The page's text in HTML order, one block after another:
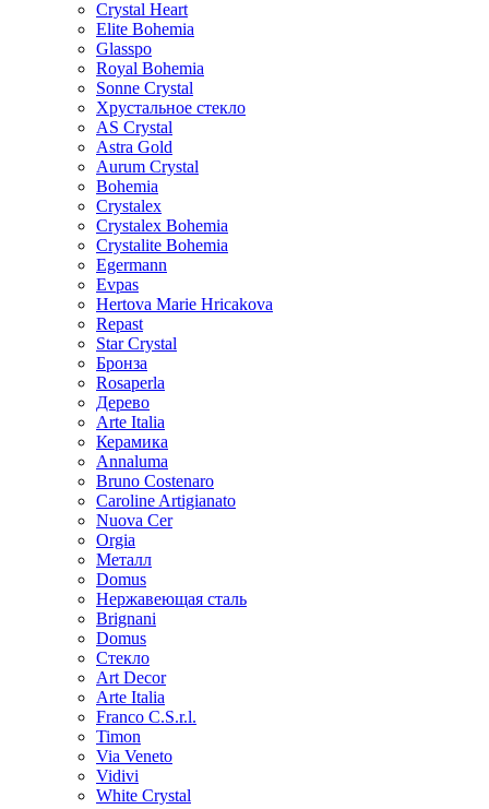
Crystal Heart
Elite Bohemia
Glasspo
Royal Bohemia
Sonne Crystal
Хрустальное стекло
AS Crystal
Astra Gold
Aurum Crystal
Bohemia
Crystalex
Crystalex Bohemia
Crystalite Bohemia
Egermann
Evpas
Hertova Marie Hricakova
Repast
Star Crystal
Бронза
Rosaperla
Дерево
Arte Italia
Керамика
Annaluma
Bruno Costenaro
Caroline Artigianato
Nuova Cer
Orgia
Металл
Domus
Нержавеющая сталь
Brignani
Domus
Стекло
Art Decor
Arte Italia
Franco C.S.r.l.
Timon
Via Veneto
Vidivi
White Crystal